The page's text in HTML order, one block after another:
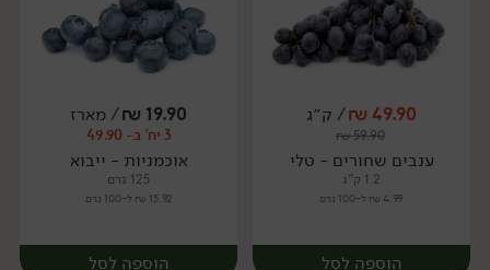
יח׳ מארז
49.90
₪/ ק״ג
59.90
₪
ענבים שחורים - טלי
1.2 ק"ג
4.99 ₪ ל-100 גרם
הוספה לסל
19.90
₪/ מארז
3 יח' ב- 49.90
אוכמניות - ייבוא
125 גרם
15.92 ₪ ל-100 גרם
הוספה לסל